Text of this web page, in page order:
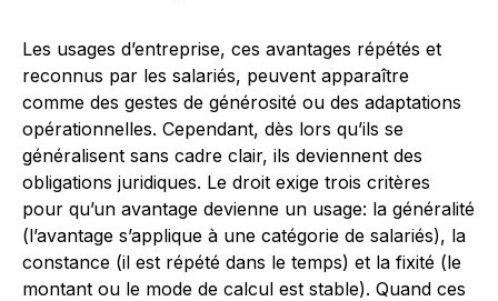
Les usages d’entreprise, ces avantages répétés et
reconnus par les salariés, peuvent apparaître
comme des gestes de générosité ou des adaptations
opérationnelles. Cependant, dès lors qu’ils se
généralisent sans cadre clair, ils deviennent des
obligations juridiques. Le droit exige trois critères
pour qu’un avantage devienne un usage: la généralité
(l’avantage s’applique à une catégorie de salariés), la
constance (il est répété dans le temps) et la fixité (le
montant ou le mode de calcul est stable). Quand ces